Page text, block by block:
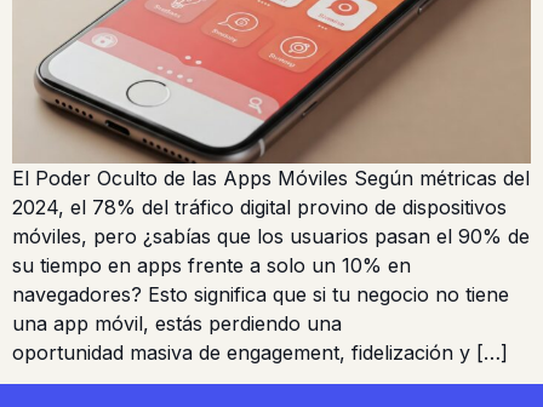
El Poder Oculto de las Apps Móviles Según métricas del
2024, el 78% del tráfico digital provino de dispositivos
móviles, pero ¿sabías que los usuarios pasan el 90% de
su tiempo en apps frente a solo un 10% en
navegadores? Esto significa que si tu negocio no tiene
una app móvil, estás perdiendo una
oportunidad masiva de engagement, fidelización y […]